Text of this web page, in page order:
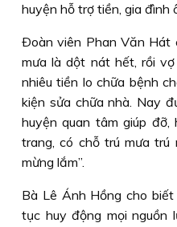
huyện hỗ trợ tiền, gia đình
Ðoàn viên Phan Văn Hát
mưa là dột nát hết, rồi
nhiêu tiền lo chữa bệnh
kiện sửa chữa nhà. Nay
huyện quan tâm giúp
trang, có chỗ trú mưa
mừng lắm”.
Bà Lê Ánh Hồng cho
tục huy động mọi nguồn